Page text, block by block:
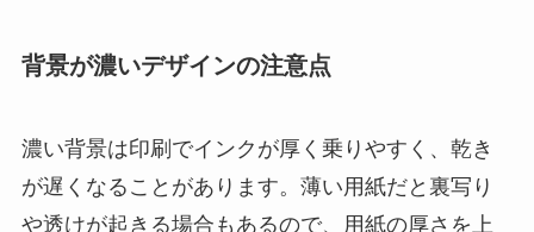
背景が濃いデザインの注意点
濃い背景は印刷でインクが厚く乗りやすく、乾き
が遅くなることがあります。薄い用紙だと裏写り
や透けが起きる場合もあるので、用紙の厚さを上